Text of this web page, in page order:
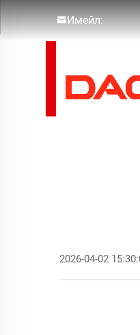
Имейл:
2026-04-02